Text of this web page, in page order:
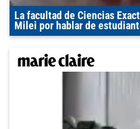
La facultad de Ciencias
Milei por hablar de